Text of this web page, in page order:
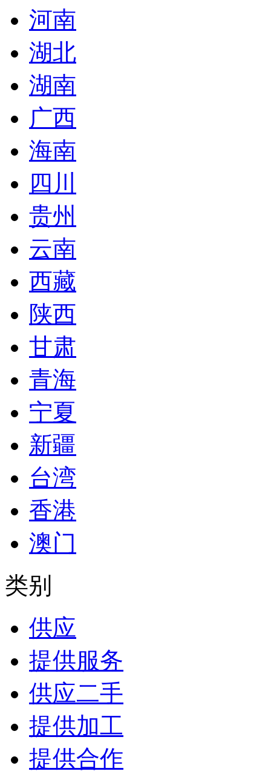
河南
湖北
湖南
广西
海南
四川
贵州
云南
西藏
陕西
甘肃
青海
宁夏
新疆
台湾
香港
澳门
类别
供应
提供服务
供应二手
提供加工
提供合作